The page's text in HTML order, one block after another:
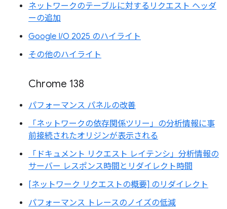
ネットワークのテーブルに対するリクエスト ヘッダ
ーの追加
Google I/O 2025 のハイライト
その他のハイライト
Chrome 138
パフォーマンス パネルの改善
「ネットワークの依存関係ツリー」の分析情報に事
前接続されたオリジンが表示される
「ドキュメント リクエスト レイテンシ」分析情報の
サーバー レスポンス時間とリダイレクト時間
[ネットワーク リクエストの概要] のリダイレクト
パフォーマンス トレースのノイズの低減